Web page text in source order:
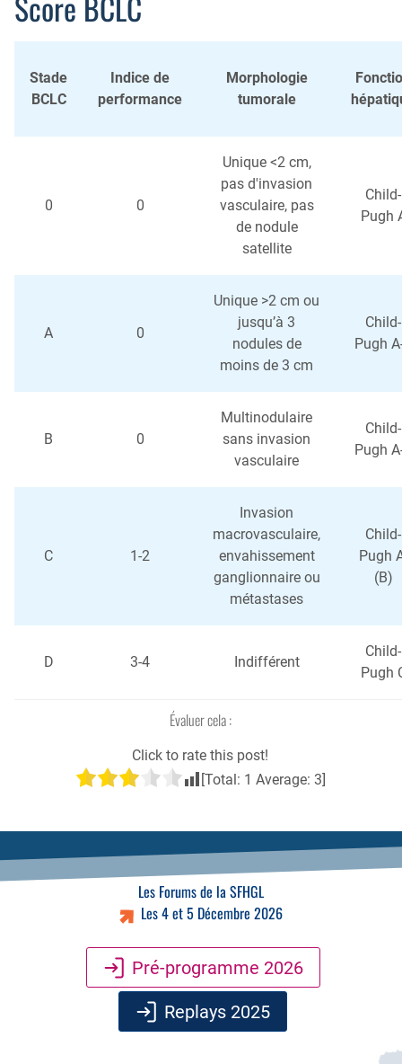
Stade
BCLC
Indice de
performance
Morphologie
tumorale
0 0
Unique <2 cm,
pas d'invasion
vasculaire, pas
de nodule
satellite
Child-
Pugh
A 0
Unique >2 cm ou
jusqu’à 3
nodules de
moins de 3 cm
Child-
Pugh
B 0
Multinodulaire
sans invasion
vasculaire
Child-
Pugh
C 1-2
Invasion
macrovasculaire,
envahissement
ganglionnaire ou
métastases
Child-
Pugh
(B)
D 3-4 Indifférent
Child-
Pugh
Évaluer cela :
Click to rate this post!
[Total: 1 Average: 3]
Les Forums de la SFHGL
Les 4 et 5 Décembre 2026
Pré-programme 2026
Replays 2025